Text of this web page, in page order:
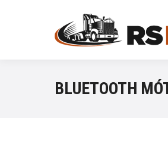
BLUETOOTH